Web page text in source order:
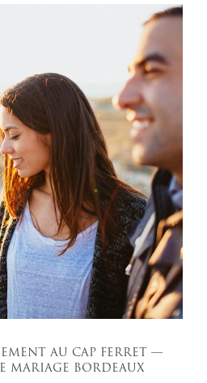
+
AU CAP FERRET —
MARIAGE BORDEAUX